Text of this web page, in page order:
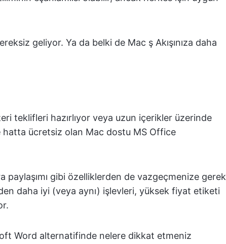
geliyor. Ya da belki de Mac ş Akışınıza daha
teklifleri hazırlıyor veya uzun içerikler üzerinde
hatta ücretsiz olan Mac dostu MS Office
paylaşımı gibi özelliklerden de vazgeçmenize gerek
daha iyi (veya aynı) işlevleri, yüksek fiyat etiketi
Word alternatifinde nelere dikkat etmeniz